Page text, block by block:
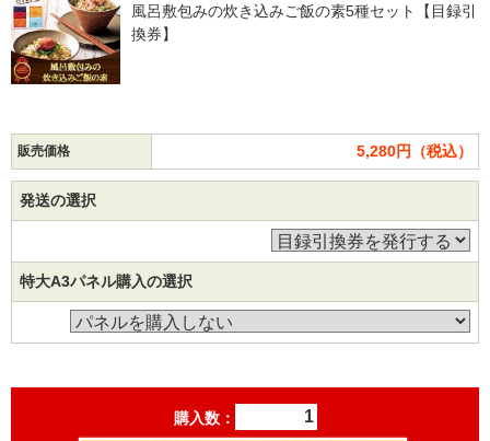
風呂敷包みの炊き込みご飯の素5種セット【目録引
換券】
販売価格 5,280円（税込）
発送の選択
特大A3パネル購入の選択
購入数：